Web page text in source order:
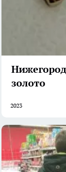
золото
2023